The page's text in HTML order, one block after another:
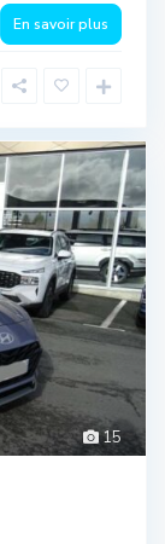
En savoir plus
15